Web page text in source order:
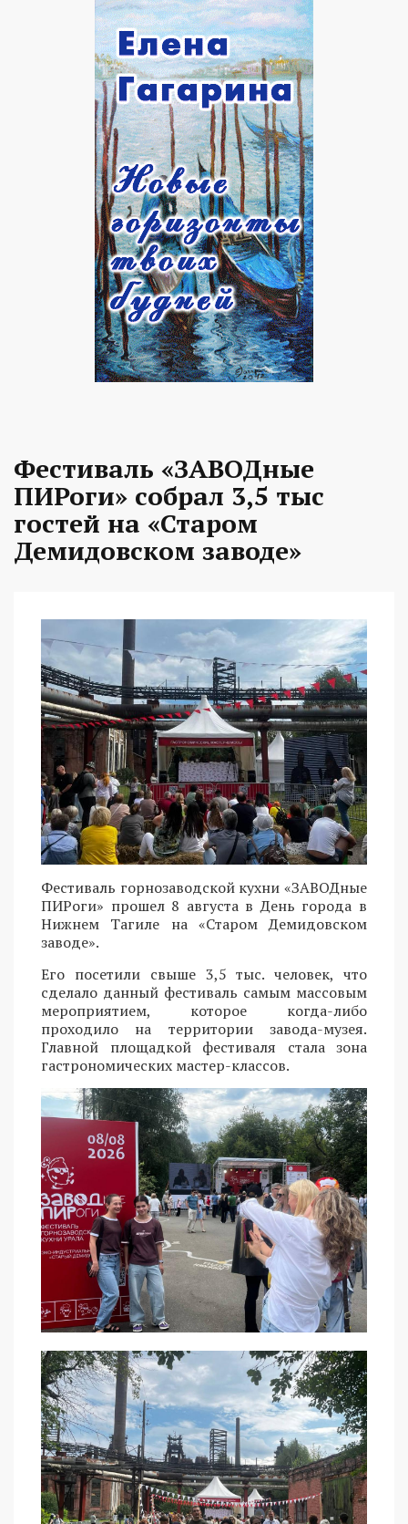
Фестиваль «ЗАВОДные
ПИРоги» собрал 3,5 тыс
гостей на «Старом
Демидовском заводе»
Фестиваль горнозаводской кухни «ЗАВОДные
ПИРоги» прошел 8 августа в День города в
Нижнем Тагиле на «Старом Демидовском
заводе».
Его посетили свыше 3,5 тыс. человек, что
сделало данный фестиваль самым массовым
мероприятием, которое когда-либо
проходило на территории завода-музея.
Главной площадкой фестиваля стала зона
гастрономических мастер-классов.